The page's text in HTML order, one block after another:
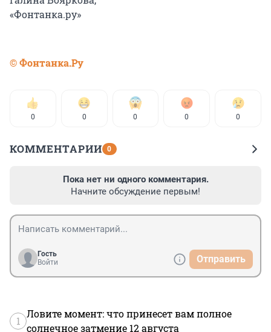
«Фонтанка.ру»
© Фонтанка.Ру
0 0 0 0 0
КОММЕНТАРИИ 0
Пока нет ни одного комментария.
Начните обсуждение первым!
Гость
Войти
Отправить
1
Ловите момент: что принесет вам полное
солнечное затмение 12 августа